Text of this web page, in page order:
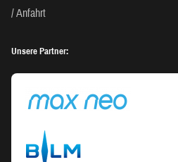
Anfahrt
Unsere Partner: